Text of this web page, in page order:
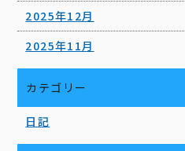
2025年12月
2025年11月
カテゴリー
日記